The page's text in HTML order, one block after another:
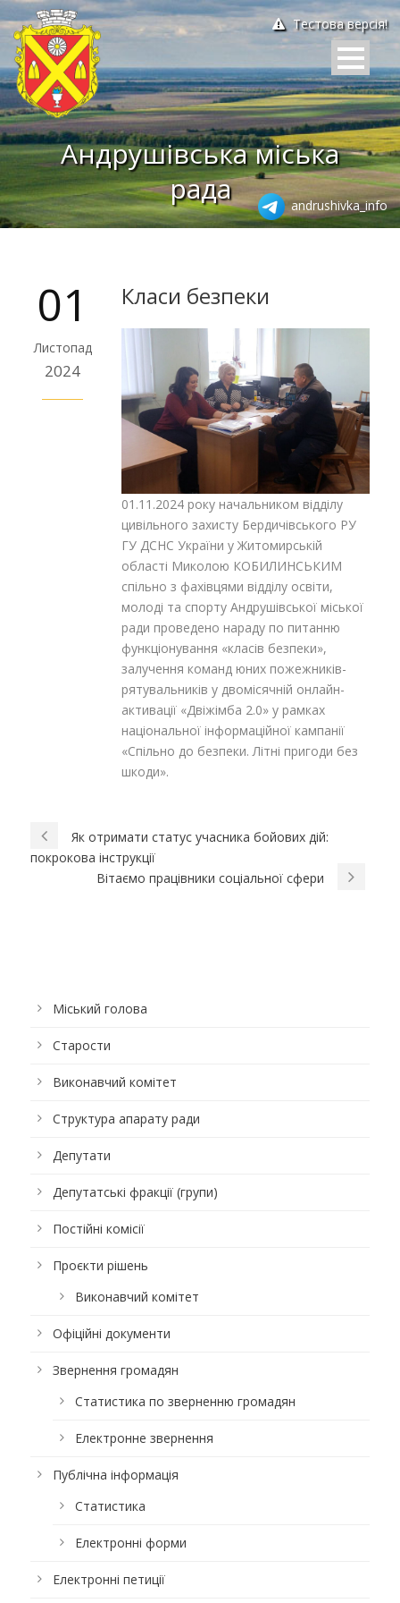
Тестова версія!
Андрушівська міська
рада
andrushivka_info
01
Листопад
2024
Класи безпеки
01.11.2024 року начальником відділу
цивільного захисту Бердичівського РУ
ГУ ДСНС України у Житомирській
області Миколою КОБИЛИНСЬКИМ
спільно з фахівцями відділу освіти,
молоді та спорту Андрушівської міської
ради проведено нараду по питанню
функціонування «класів безпеки»,
залучення команд юних пожежників-
рятувальників у двомісячній онлайн-
активації «Двіжімба 2.0» у рамках
національної інформаційної кампанії
«Спільно до безпеки. Літні пригоди без
шкоди».
Як отримати статус учасника бойових дій:
покрокова інструкції
Вітаємо працівники соціальної сфери
Міський голова
Старости
Виконавчий комітет
Структура апарату ради
Депутати
Депутатські фракції (групи)
Постійні комісії
Проєкти рішень
Виконавчий комітет
Офіційні документи
Звернення громадян
Статистика по зверненню громадян
Електронне звернення
Публічна інформація
Статистика
Електронні форми
Електронні петиції